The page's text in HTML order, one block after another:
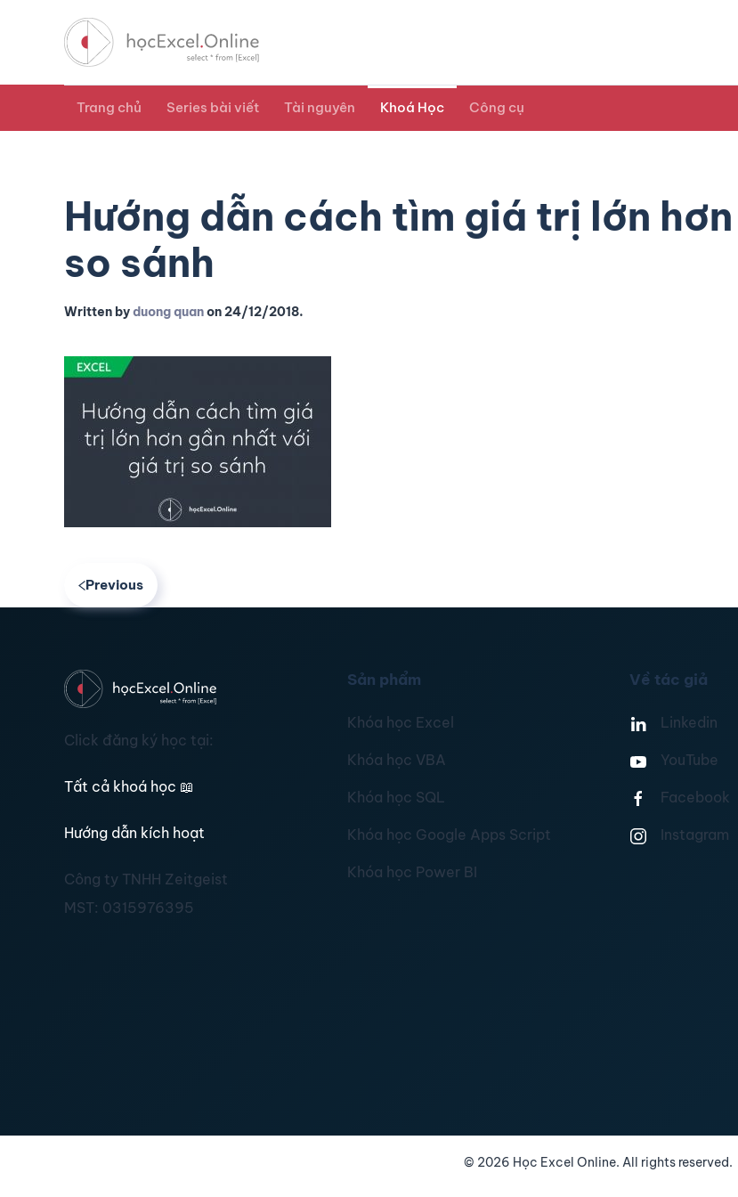
Trang chủ Series bài viết Tài nguyên Khoá Học Công cụ
Hướng dẫn cách tìm giá trị lớn
so sánh
Written byduong quanon24/12/2018.
Previous
Click đăng ký học tại:
Tất cả khoá học 📖
Hướng dẫn kích hoạt
Công ty TNHH Zeitgeist
MST: 0315976395
Sản phẩm
Khóa học Excel
Khóa học VBA
Khóa học SQL
Khóa học Google Apps Script
Khóa học Power BI
Về tác giả
Linkedin
YouTube
Facebook
Instagram
© 2026 Học Excel Online. All rights reserved.